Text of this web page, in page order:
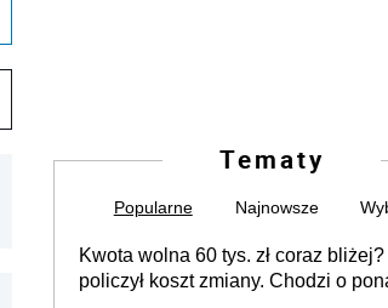
Tematy
Popularne Najnowsze
Kwota wolna 60 tys. zł coraz bliżej?
policzył koszt zmiany. Chodzi o